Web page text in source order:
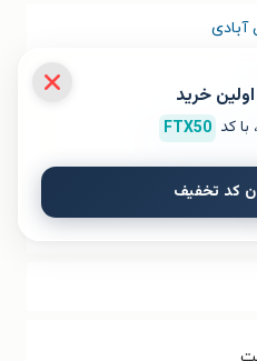
آبادی
دانشگاه
کد FTX50
کد تخفیف